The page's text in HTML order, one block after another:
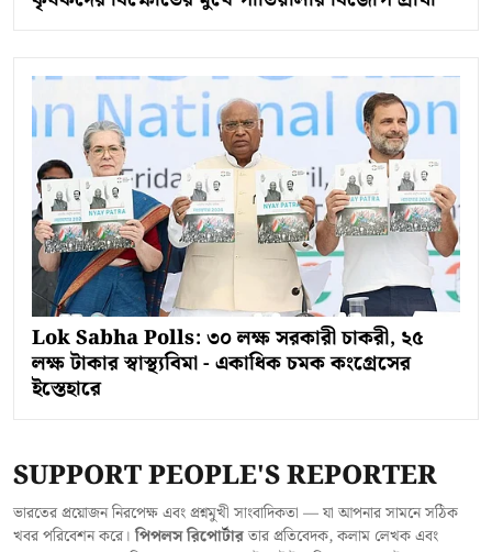
Lok Sabha Polls: ৩০ লক্ষ সরকারী চাকরী, ২৫
লক্ষ টাকার স্বাস্থ্যবিমা - একাধিক চমক কংগ্রেসের
ইস্তেহারে
SUPPORT PEOPLE'S REPORTER
ভারতের প্রয়োজন নিরপেক্ষ এবং প্রশ্নমুখী সাংবাদিকতা — যা আপনার সামনে সঠিক
খবর পরিবেশন করে।পিপলস রিপোর্টারতার প্রতিবেদক, কলাম লেখক এবং